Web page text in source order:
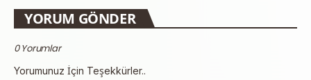
YORUM GÖNDER
0 Yorumlar
Yorumunuz İçin Teşekkürler..